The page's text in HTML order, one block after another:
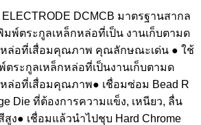
ELECTRODE DCMCB มาตรฐานสากล
พ์ตระกูลเหล็กหล่อที่เป็น งานเก็บตามด
ล่อที่เสื่อมคุณภาพ คุณลักษณะเด่น ● ใช้
ตระกูลเหล็กหล่อที่เป็นงานเก็บตามด
ล่อที่เสื่อมคุณภาพ● เชื่อมซ่อม Bead R
Die ที่ต้องการความแข็ง, เหนียว, ลื่น
ง● เชื่อมแล้วนำไปชุบ Hard Chrome